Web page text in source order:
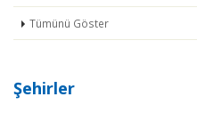
Tümünü Göster
Şehirler